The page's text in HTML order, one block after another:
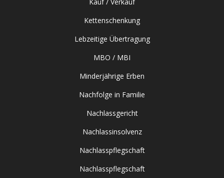
Kettenschenkung
Lebzeitige Übertragung
MBO / MBI
Minderjährige Erben
Nachfolge in Familie
Nachlassgericht
Nachlassinsolvenz
Nachlasspflegschaft
Nachlasspflegschaft